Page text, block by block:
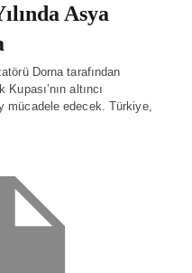
Asya
Dorna tarafından
altıncı
mücadele edecek. Türkiye,